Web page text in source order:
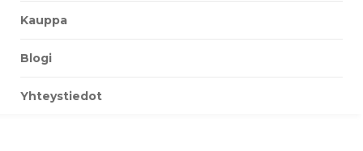
Kauppa
Blogi
Yhteystiedot